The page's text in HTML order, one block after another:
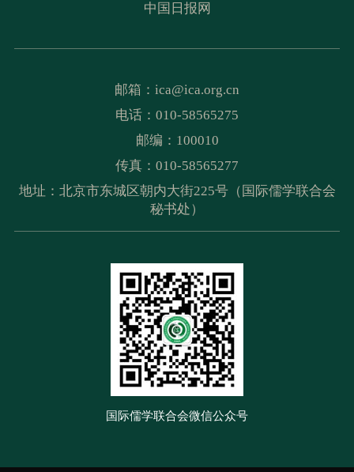
中国日报网
邮箱： ica@ica.org.cn
电话：010-58565275
邮编：100010
传真：010-58565277
地址：北京市东城区朝内大街225号（国际儒学联合会
秘书处）
国际儒学联合会微信公众号